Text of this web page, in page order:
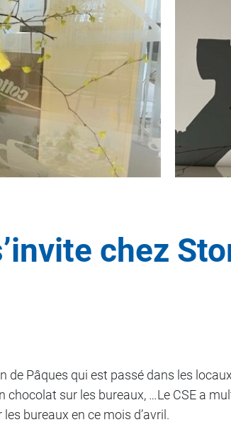
chez
de Pâques qui est passé dans les
chocolat sur les bureaux, …Le CSE a
bureaux en ce mois d’avril.